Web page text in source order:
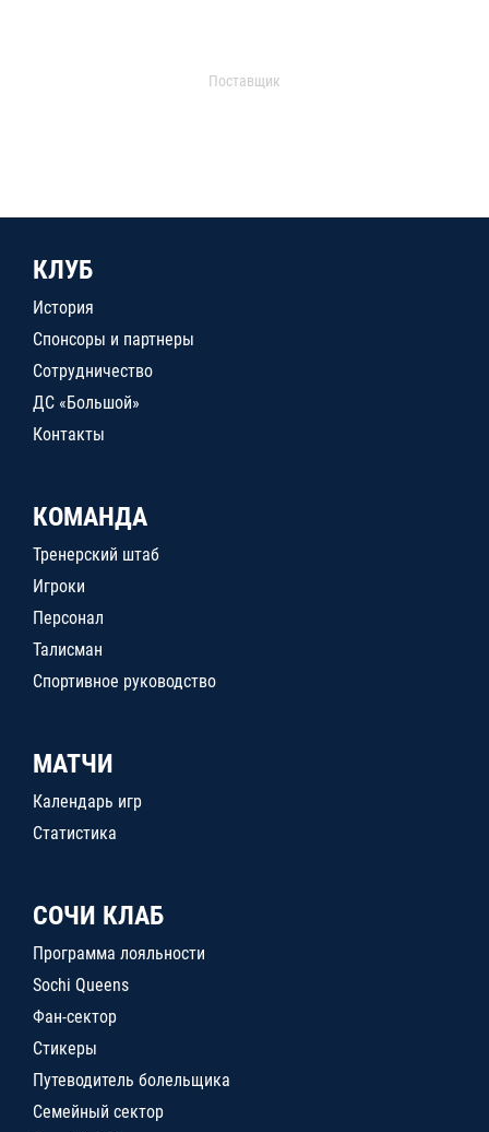
Поставщик
КЛУБ
История
Спонсоры и партнеры
Сотрудничество
ДС «Большой»
Контакты
КОМАНДА
Тренерский штаб
Игроки
Персонал
Талисман
Спортивное руководство
МАТЧИ
Календарь игр
Статистика
СОЧИ КЛАБ
Программа лояльности
Sochi Queens
Фан-сектор
Стикеры
Путеводитель болельщика
Семейный сектор